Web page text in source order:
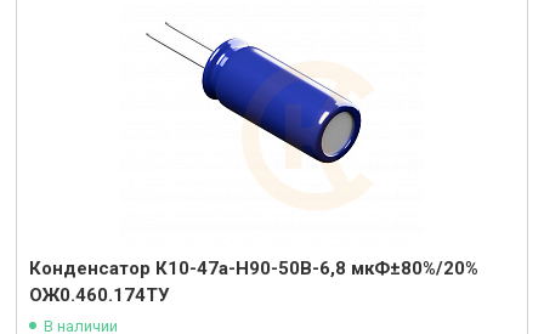
Конденсатор К10-47а-Н90-50В-6,8 мкФ±80%/20%
ОЖ0.460.174ТУ
В наличии